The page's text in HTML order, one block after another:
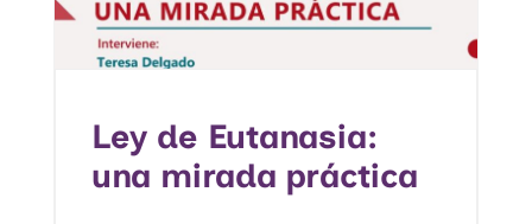
Ley de Eutanasia:
una mirada práctica